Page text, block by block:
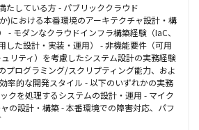
している方 - パブリッククラウド
)における本番環境のアーキテクチャ設計・構
- モダンなクラウドインフラ構築経験（IaC、
した設計・実装・運用） - 非機能要件（可用
リティ）を考慮したシステム設計の実務経験
プログラミング/スクリプティング能力、およ
率的な開発スタイル - 以下のいずれかの実務
クを処理するシステムの設計・運用 - マイク
の設計・構築 - 本番環境での障害対応、パフ